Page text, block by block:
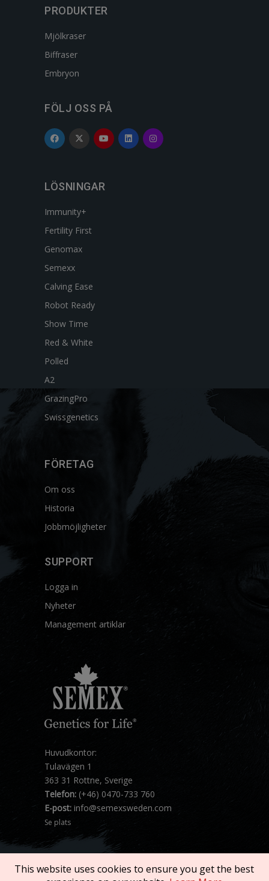
PRODUKTER
Mjölkraser
Biffraser
Embryon
FÖLJ OSS PÅ
LÖSNINGAR
Immunity+
Fertility First
Genomax
Semexx
Calving Ease
Robot Ready
Show Time
Red & White
Polled
A2
GrazingPro
Swissgenetics
FÖRETAG
Om oss
Historia
Jobbmöjligheter
SUPPORT
Logga in
Nyheter
Management artiklar
Huvudkontor:
Tulavägen 1
363 31 Rottne, Sverige
Telefon: (+46) 0470-733 760
E-post: info@semexsweden.com
Se plats
This website uses cookies to ensure you get the best